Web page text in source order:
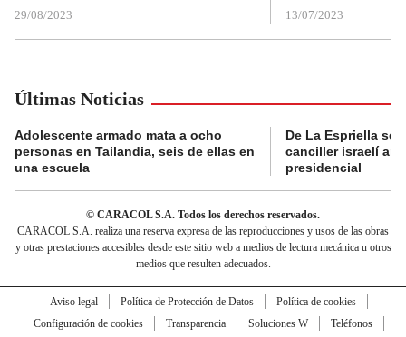
29/08/2023 13/07/2023
Últimas Noticias
Adolescente armado mata a ocho
personas en Tailandia, seis de ellas en
una escuela
De La Espriella se
canciller israelí
presidencial
© CARACOL S.A. Todos los derechos reservados.
CARACOL S.A. realiza una reserva expresa de las reproducciones y usos de las obras
y otras prestaciones accesibles desde este sitio web a medios de lectura mecánica u otros
medios que resulten adecuados.
Aviso legal Política de Protección de Datos
Política de cookies
Configuración de cookies
Transparencia Soluciones W
Teléfonos